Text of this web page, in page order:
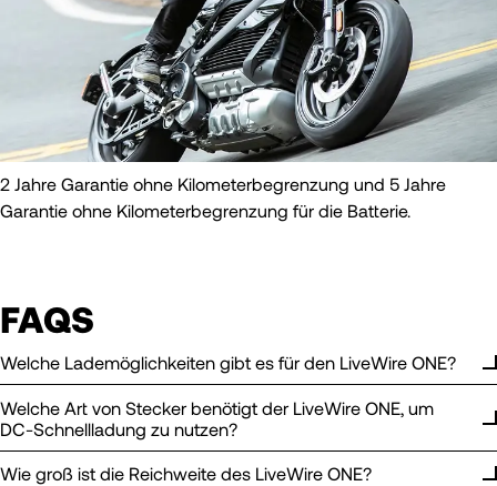
2 Jahre Garantie ohne Kilometerbegrenzung und 5 Jahre
Garantie ohne Kilometerbegrenzung für die Batterie.
FAQS
Welche Lademöglichkeiten gibt es für den LiveWire ONE?
Welche Art von Stecker benötigt der LiveWire ONE, um
DC-Schnellladung zu nutzen?
Wie groß ist die Reichweite des LiveWire ONE?